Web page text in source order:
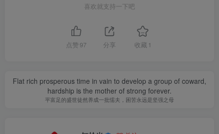
喜欢就支持一下吧
点赞 97 分享 收藏 1
Flat rich prosperous time in vain to develop a group of coward,
hardship is the mother of strong forever.
平富足的盛世徒然养成一批懦夫，困苦永远是坚强之母